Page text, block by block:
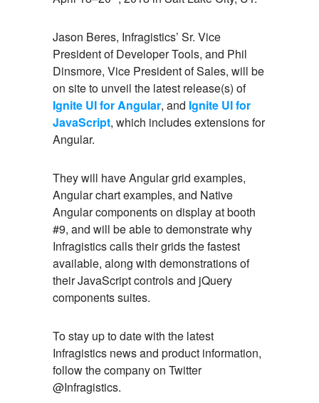
Jason Beres, Infragistics’ Sr. Vice
President of Developer Tools, and Phil
Dinsmore, Vice President of Sales, will be
on site to unveil the latest release(s) of
Ignite UI for Angular, and Ignite UI for
JavaScript, which includes extensions for
Angular.
They will have Angular grid examples,
Angular chart examples, and Native
Angular components on display at booth
#9, and will be able to demonstrate why
Infragistics calls their grids the fastest
available, along with demonstrations of
their JavaScript controls and jQuery
components suites.
To stay up to date with the latest
Infragistics news and product information,
follow the company on Twitter
@Infragistics.